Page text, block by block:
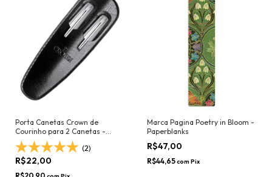
Porta Canetas Crown de
Courinho para 2 Canetas -
Preto
(2)
R$22,00
Marca Pagina Poetry in Bloom -
Paperblanks
R$47,00
R$44,65com Pix